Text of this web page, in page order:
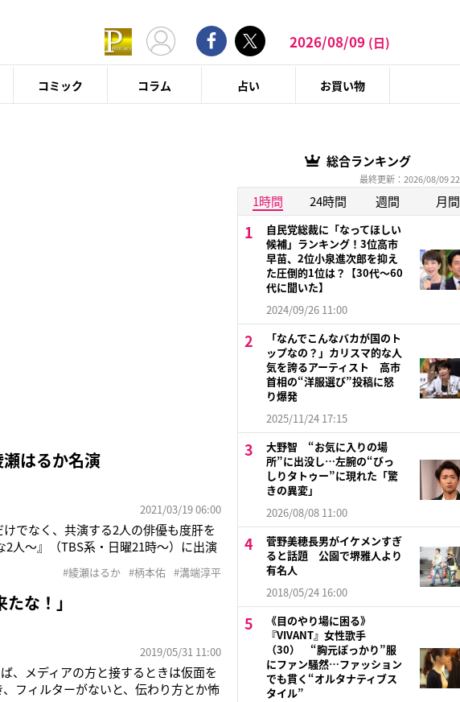
2026/08/09 (日)
コミック コラム 占い お買い物
はるか名演
2021/03/19 06:00
でなく、共演する2人の俳優も度肝を
人〜』（TBS系・日曜21時〜）に出演
棒。仕事は楽なほうがいいと考える
#綾瀬はるか #柄本佑 #溝端淳平
な！」
2019/05/31 11:00
、メディアの方と接するときは仮面を
フィルターがないと、伝わり方とか怖
総合ランキング
最終更新：2026/08/09
1時間 24時間 週間 月間
自民党総裁に「なってほしい
候補」ランキング！3位高市
早苗、2位小泉進次郎を抑え
た圧倒的1位は？【30代〜60
代に聞いた】
2024/09/26 11:00
「なんでこんなバカが国のト
ップなの？」カリスマ的な人
気を誇るアーティスト 高市
首相の“洋服選び”投稿に怒
り爆発
2025/11/24 17:15
大野智 “お気に入りの場
所”に出没し…左腕の“びっ
しりタトゥー”に現れた「驚
きの異変」
2026/08/08 11:00
菅野美穂長男がイケメンすぎ
ると話題 公園で堺雅人より
有名人
2018/05/24 16:00
《目のやり場に困る》
『VIVANT』女性歌手
（30） “胸元ぽっかり”服
にファン騒然…ファッション
でも貫く“オルタナティブス
タイル”